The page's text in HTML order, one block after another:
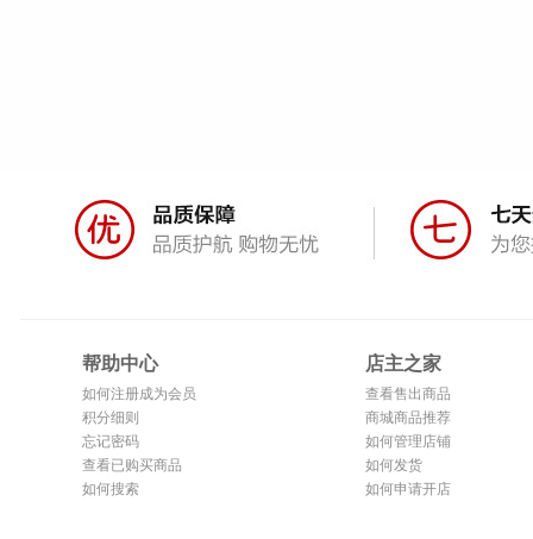
帮助中心
如何注册成为会员
积分细则
忘记密码
查看已购买商品
如何搜索
店主之家
查看售出商品
商城商品推荐
如何管理店铺
如何发货
如何申请开店